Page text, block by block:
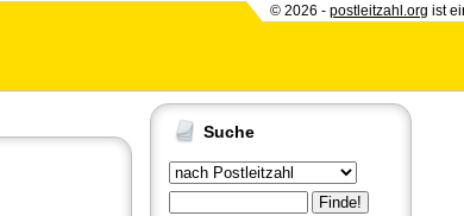
© 2026 - postleitzahl.org ist
Suche